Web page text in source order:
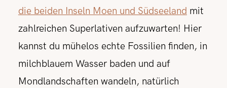
die beiden Inseln Moen und Südseeland mit
zahlreichen Superlativen aufzuwarten! Hier
kannst du mühelos echte Fossilien finden, in
milchblauem Wasser baden und auf
Mondlandschaften wandeln, natürlich